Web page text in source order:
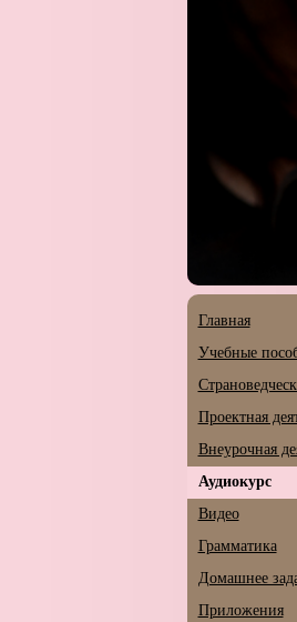
Главная
Учебные
Проектная
Внеурочная
Аудиокурс
Видео
Грамматика
Домашнее
Приложения